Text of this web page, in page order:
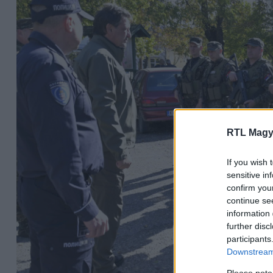
RTL
If you wish
sensitive
confirm
continue
information
further